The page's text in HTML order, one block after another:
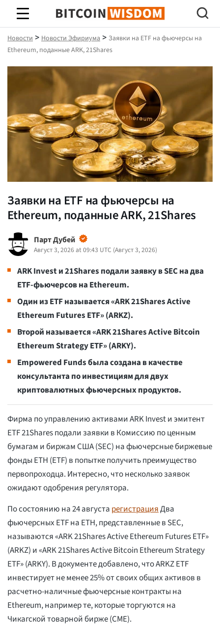
Биткойн Мудрость
Новости > Новости Эфириума > Заявки на ETF на фьючерсы на
Ethereum, поданные ARK, 21Shares
Заявки на ETF на фьючерсы на
Ethereum, поданные ARK, 21Shares
Парт Дубей
Август 3, 2026 at 09:43 UTC (Август 3, 2026)
ARK Invest и 21Shares подали заявку в SEC на два
ETF-фьючерсов на Ethereum.
Один из ETF называется «ARK 21Shares Active
Ethereum Futures ETF» (ARKZ).
Второй называется «ARK 21Shares Active Bitcoin
Ethereum Strategy ETF» (ARKY).
Empowered Funds была создана в качестве
консультанта по инвестициям для двух
криптовалютных фьючерсных продуктов.
Фирма по управлению активами ARK Invest и эмитент
ETF 21Shares подали заявки в Комиссию по ценным
бумагам и биржам США (SEC) на фьючерсные биржевые
фонды ETH (ETF) в попытке получить преимущество
первопроходца. Интересно, что несколько заявок
ожидают одобрения регулятора.
По состоянию на 24 августа регистрацияДва
фьючерсных ETF на ETH, представленные в SEC,
называются «ARK 21Shares Active Ethereum Futures ETF»
(ARKZ) и «ARK 21Shares Active Bitcoin Ethereum Strategy
ETF» (ARKY). В документе добавлено, что ARKZ ETF
инвестирует не менее 25% от своих общих активов в
расчетно-наличные фьючерсные контракты на
Ethereum, например те, которые торгуются на
Чикагской товарной бирже (CME).